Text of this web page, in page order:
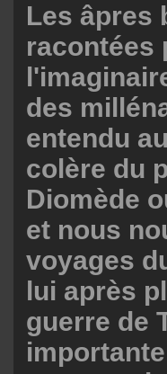
Les âpres
racontées
des
entendu
colère du
Diomède
et nous
voyages
lui après
guerre de